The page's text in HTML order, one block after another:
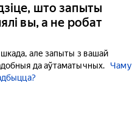
што запыты
вы, а не робат
але запыты з вашай
да аўтаматычных.
Чаму